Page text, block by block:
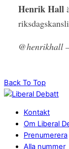
Henrik Hall
@henrikhall
Back To Top
Kontakt
Om Liberal
Prenumerera
Alla nummer